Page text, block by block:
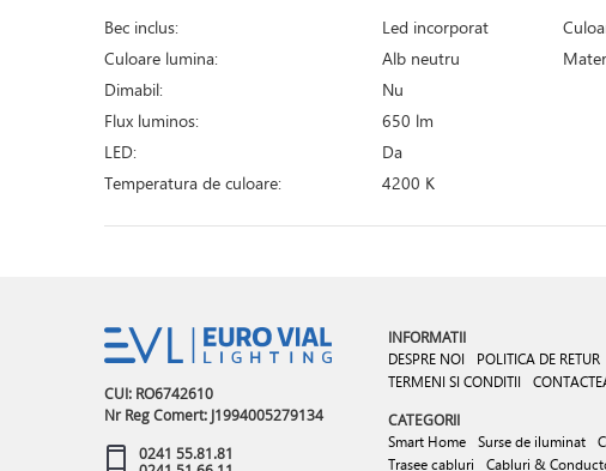
Bec inclus:
Led incorporat
Culoare lumina:
Alb neutru
Dimabil:
Nu
Flux luminos:
650 lm
LED:
Da
Temperatura de culoare:
4200 K
CUI: RO6742610
Nr Reg Comert: J1994005279134
0241 55.81.81
INFORMATII
DESPRE NOI POLITICA DE RETUR
TERMENI SI CONDITII
CATEGORII
Smart Home Surse de iluminat
Trasee cabluri
Cabluri &